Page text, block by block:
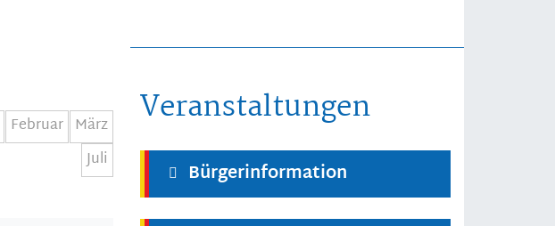
Februar März
Juli
Veranstaltungen
Bürgerinformation